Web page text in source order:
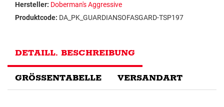
Hersteller: Doberman's Aggressive
Produktcode: DA_PK_GUARDIANSOFASGARD-TSP197
DETAILL. BESCHREIBUNG
GRÖSSENTABELLE VERSANDART